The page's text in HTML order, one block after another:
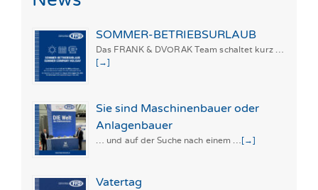
SOMMER-BETRIEBSURLAUB
Das FRANK & DVORAK Team schaltet kurz …
[→]
Sie sind Maschinenbauer oder
Anlagenbauer
… und auf der Suche nach einem … [→]
Vatertag